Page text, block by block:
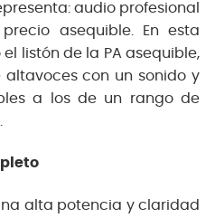
audio profesional
asequible. En esta
listón de la PA asequible,
con un sonido y
a los de un rango de
alta potencia y claridad